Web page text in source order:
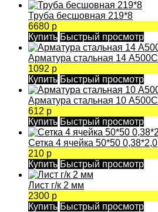
Труба бесшовная 219*8
6680 р
Купить Быстрый просмотр
Арматура стальная 14 А500С
1092 р
Купить Быстрый просмотр
Арматура стальная 10 А500С
612 р
Купить Быстрый просмотр
Сетка 4 ячейка 50*50 0,38*2,0
210 р
Купить Быстрый просмотр
Лист г/к 2 мм
2300 р
Купить Быстрый просмотр